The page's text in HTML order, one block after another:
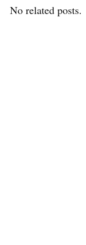
No related posts.